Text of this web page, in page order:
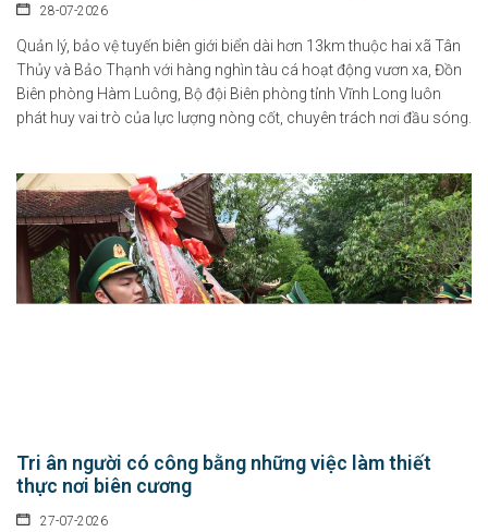
28-07-2026
Quản lý, bảo vệ tuyến biên giới biển dài hơn 13km thuộc hai xã Tân
Thủy và Bảo Thạnh với hàng nghìn tàu cá hoạt động vươn xa, Đồn
Biên phòng Hàm Luông, Bộ đội Biên phòng tỉnh Vĩnh Long luôn
phát huy vai trò của lực lượng nòng cốt, chuyên trách nơi đầu sóng.
Tri ân người có công bằng những việc làm thiết
thực nơi biên cương
27-07-2026